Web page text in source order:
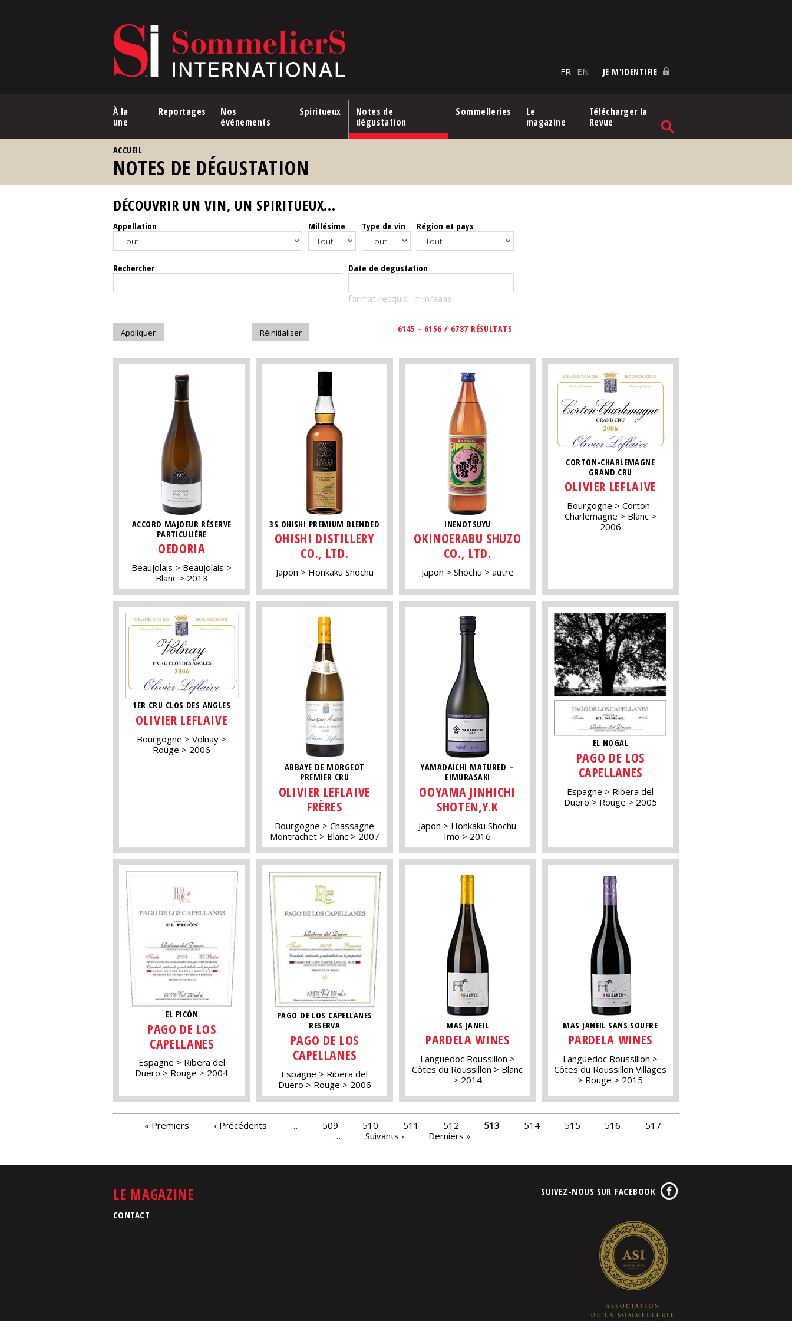
FR EN JE M'IDENTIFIE
À la
une
Reportages
Nos
événements
Spiritueux
Notes de
dégustation
Sommelleries
Le
magazine
Télécharger la
Revue
ACCUEIL
NOTES DE DÉGUSTATION
DÉCOUVRIR UN VIN, UN SPIRITUEUX...
Appellation Millésime Type de vin Région et pays
Rechercher Date de degustation
format recquis : mm/aaaa
6145 - 6156 / 6787 RÉSULTATS
ACCORD MAJOEUR RÉSERVE
PARTICULIÈRE
OEDORIA
Beaujolais
Beaujolais
Blanc
2013
3S OHISHI PREMIUM BLENDED
OHISHI DISTILLERY
CO., LTD.
Japon Honkaku Shochu
INENOTSUYU
OKINOERABU SHUZO
CO., LTD.
Japon Shochu autre
CORTON-CHARLEMAGNE
GRAND CRU
OLIVIER LEFLAIVE
Bourgogne
Corton-
Charlemagne
Blanc
2006
1ER CRU CLOS DES ANGLES
OLIVIER LEFLAIVE
Bourgogne
Volnay
Rouge
2006
ABBAYE DE MORGEOT
PREMIER CRU
OLIVIER LEFLAIVE
FRÈRES
Bourgogne
Chassagne
Montrachet
Blanc 2007
YAMADAICHI MATURED –
EIMURASAKI
OOYAMA JINHICHI
SHOTEN,Y.K
Japon
Honkaku Shochu
Imo
2016
EL NOGAL
PAGO DE LOS
CAPELLANES
Espagne
Ribera del
Duero
Rouge 2005
EL PICÓN
PAGO DE LOS
CAPELLANES
Espagne
Ribera del
Duero
Rouge 2004
PAGO DE LOS CAPELLANES
RESERVA
PAGO DE LOS
CAPELLANES
Espagne
Ribera del
Duero
Rouge 2006
MAS JANEIL
PARDELA WINES
Languedoc Roussillon
Côtes du Roussillon
Blanc
2014
MAS JANEIL SANS SOUFRE
PARDELA WINES
Languedoc Roussillon
Côtes du Roussillon Villages
Rouge
2015
PAGES« Premiers ‹ Précédents … 509 510 511 512 513 514 515 516
517
…
Suivants › Derniers »
LE MAGAZINE
CONTACT
SUIVEZ-NOUS SUR FACEBOOK